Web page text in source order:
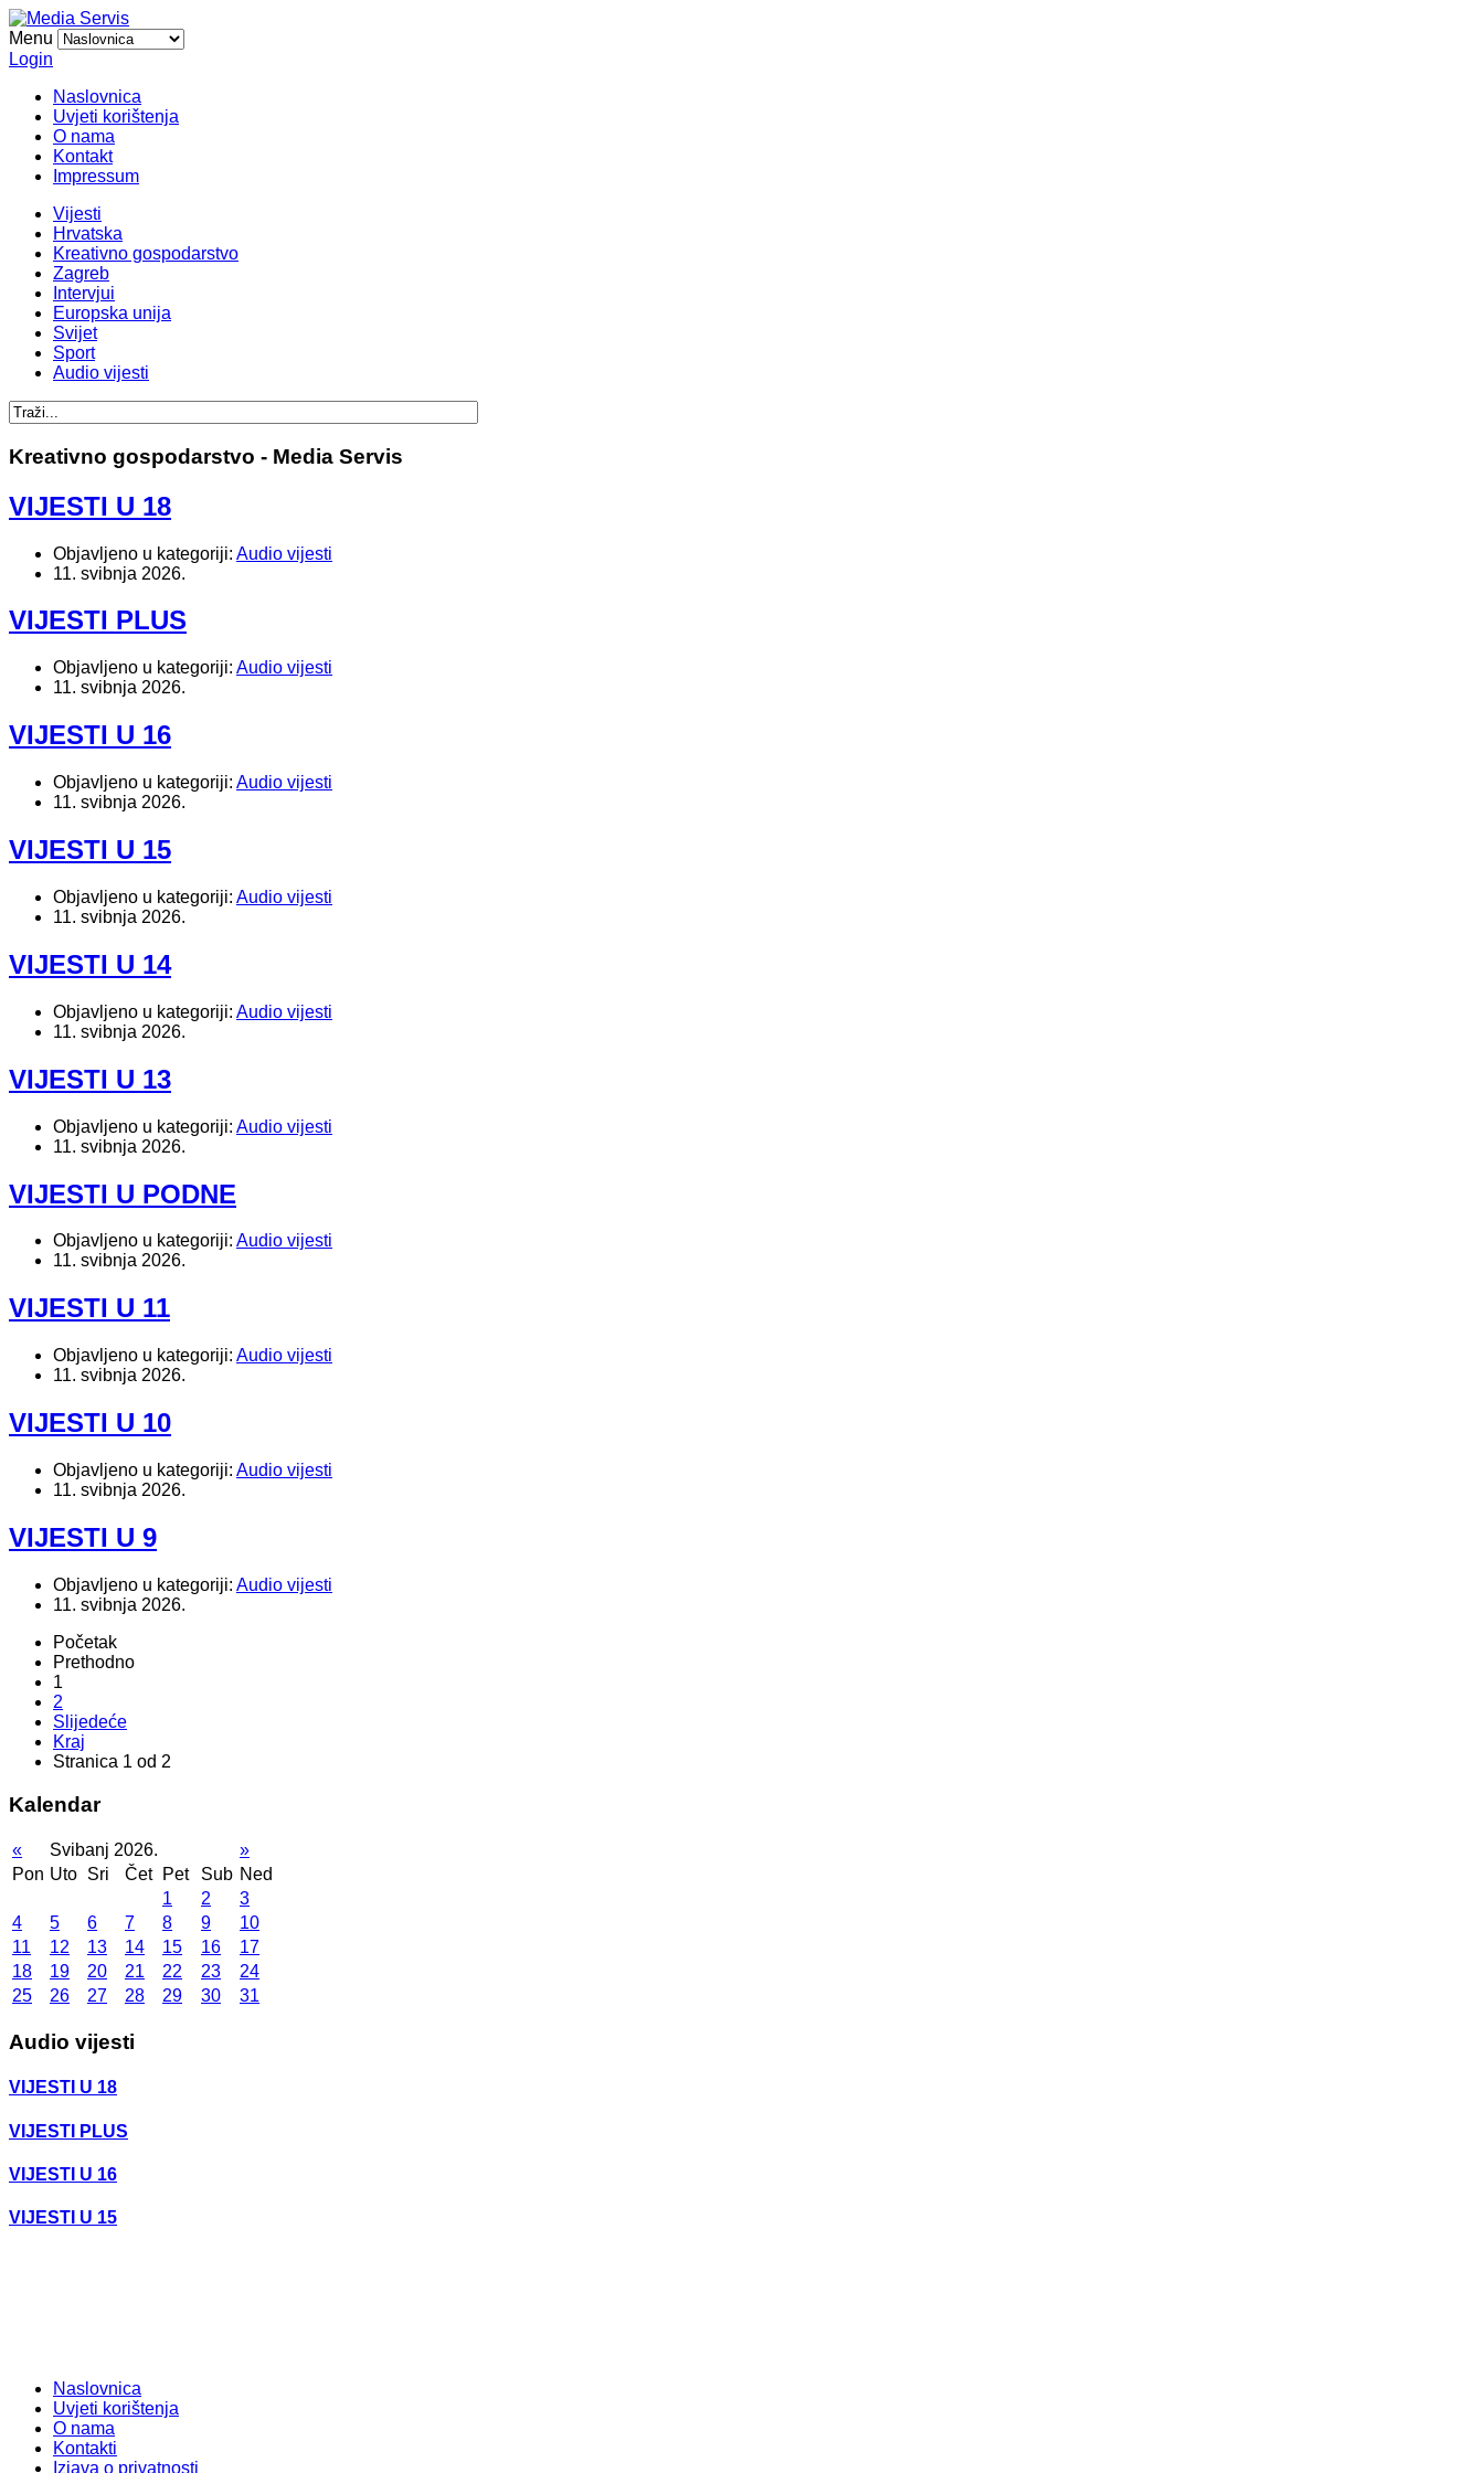
Menu
Login
Naslovnica
Uvjeti korištenja
O nama
Kontakt
Impressum
Vijesti
Hrvatska
Kreativno gospodarstvo
Zagreb
Intervjui
Europska unija
Svijet
Sport
Audio vijesti
Kreativno gospodarstvo - Media Servis
VIJESTI U 18
Objavljeno u kategoriji: Audio vijesti
11. svibnja 2026.
VIJESTI PLUS
Objavljeno u kategoriji: Audio vijesti
11. svibnja 2026.
VIJESTI U 16
Objavljeno u kategoriji: Audio vijesti
11. svibnja 2026.
VIJESTI U 15
Objavljeno u kategoriji: Audio vijesti
11. svibnja 2026.
VIJESTI U 14
Objavljeno u kategoriji: Audio vijesti
11. svibnja 2026.
VIJESTI U 13
Objavljeno u kategoriji: Audio vijesti
11. svibnja 2026.
VIJESTI U PODNE
Objavljeno u kategoriji: Audio vijesti
11. svibnja 2026.
VIJESTI U 11
Objavljeno u kategoriji: Audio vijesti
11. svibnja 2026.
VIJESTI U 10
Objavljeno u kategoriji: Audio vijesti
11. svibnja 2026.
VIJESTI U 9
Objavljeno u kategoriji: Audio vijesti
11. svibnja 2026.
Početak
Prethodno
1
2
Slijedeće
Kraj
Stranica 1 od 2
Kalendar
« Svibanj 2026.
»
Pon Uto Sri Čet Pet Sub Ned
1
2
3
4
5 6 7 8 9
10
11
12 13 14 15 16
17
18
19 20 21 22 23
24
25
26 27 28 29 30 31
Audio vijesti
VIJESTI U 18
VIJESTI PLUS
VIJESTI U 16
VIJESTI U 15
Naslovnica
Uvjeti korištenja
O nama
Kontakti
Izjava o privatnosti